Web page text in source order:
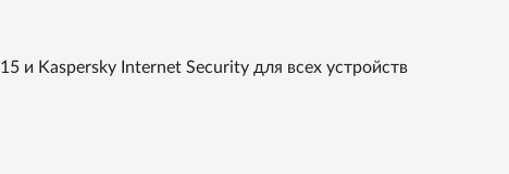
и Kaspersky Internet Security для всех устройств